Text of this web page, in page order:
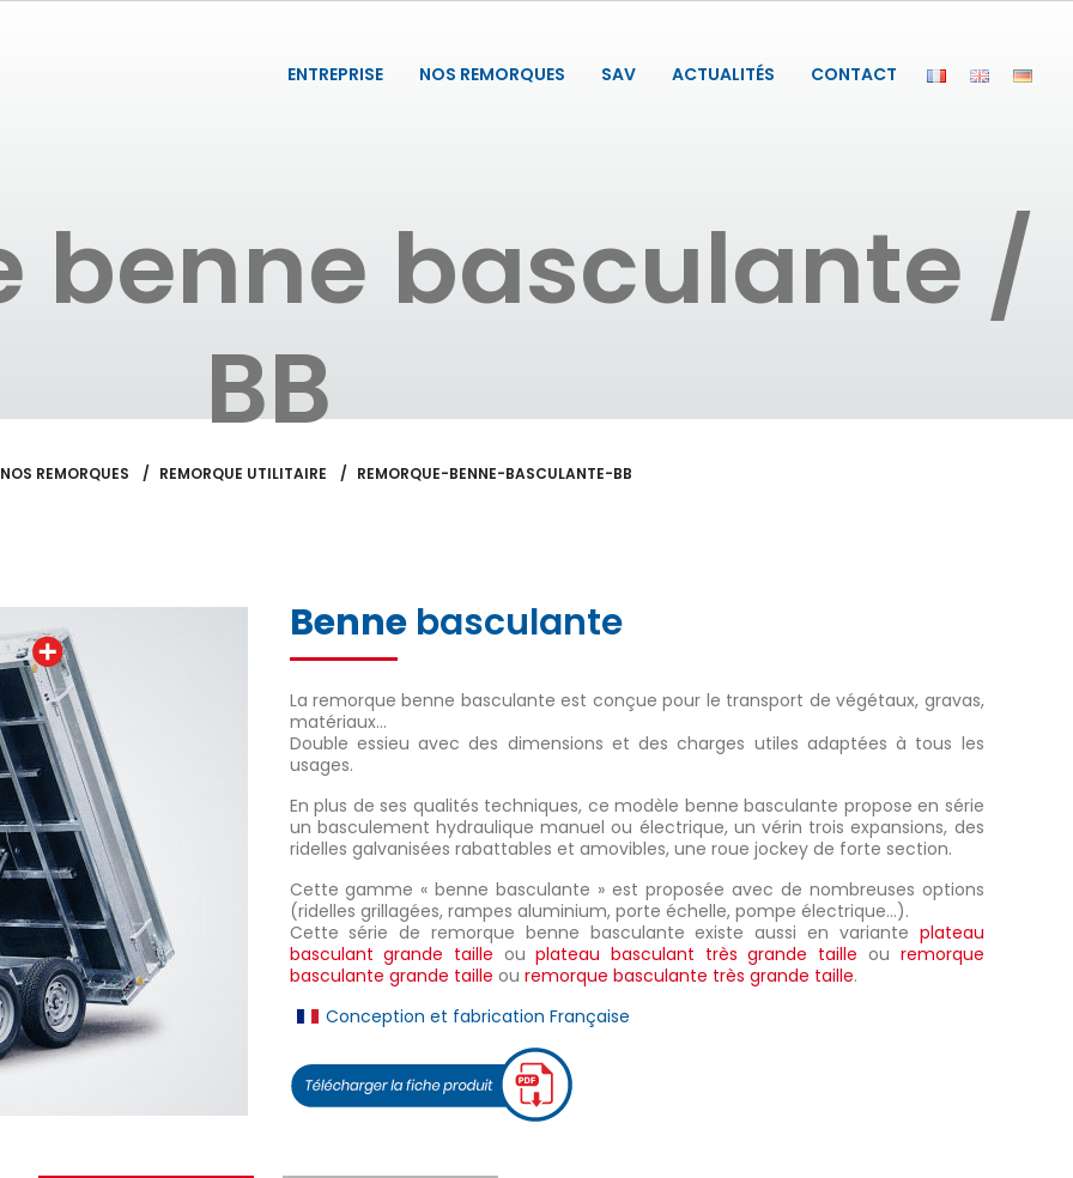
ENTREPRISE NOS REMORQUES SAV ACTUALITÉS CONTACT
benne basculante /
BB
NOS REMORQUES REMORQUE UTILITAIRE REMORQUE-BENNE-BASCULANTE-BB
Bennebasculante
La remorque benne basculante est conçue pour le transport de végétaux, gravas,
matériaux…
Double essieu avec des dimensions et des charges utiles adaptées à tous les
usages.
En plus de ses qualités techniques, ce modèle benne basculante propose en série
un basculement hydraulique manuel ou électrique, un vérin trois expansions, des
ridelles galvanisées rabattables et amovibles, une roue jockey de forte section.
Cette gamme « benne basculante » est proposée avec de nombreuses options
(ridelles grillagées, rampes aluminium, porte échelle, pompe électrique…).
Cette série de remorque benne basculante existe aussi en variante plateau
basculant grande taille ouplateau basculant très grande taille ou remorque
basculante grande taille ou remorque basculante très grande taille.
Conception et fabrication Française